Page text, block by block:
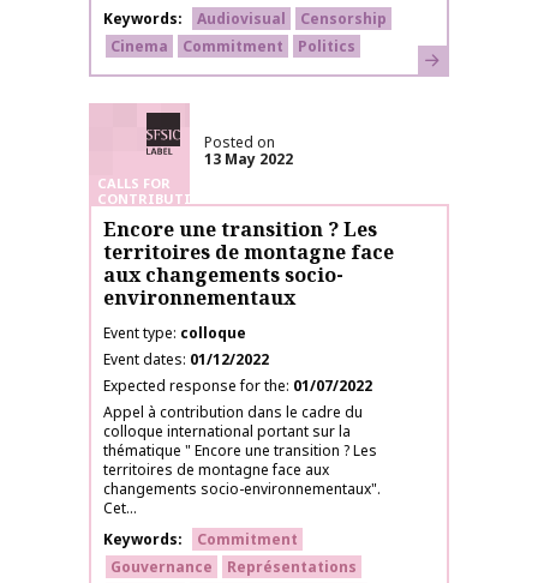
Keywords
Audiovisual
Censorship
Cinema
Commitment Politics Learn more
SFSIC labelled
CALLS FOR
CONTRIBUTIONS
Posted on
13 May 2022
Encore une transition ? Les
territoires de montagne face
aux changements socio-
environnementaux
Event type colloque
Event dates 01/12/2022
Expected response for the 01/07/2022
Appel à contribution dans le cadre du
colloque international portant sur la
thématique " Encore une transition ? Les
territoires de montagne face aux
changements socio-environnementaux".
Cet...
Keywords
Commitment
Gouvernance
Représentations